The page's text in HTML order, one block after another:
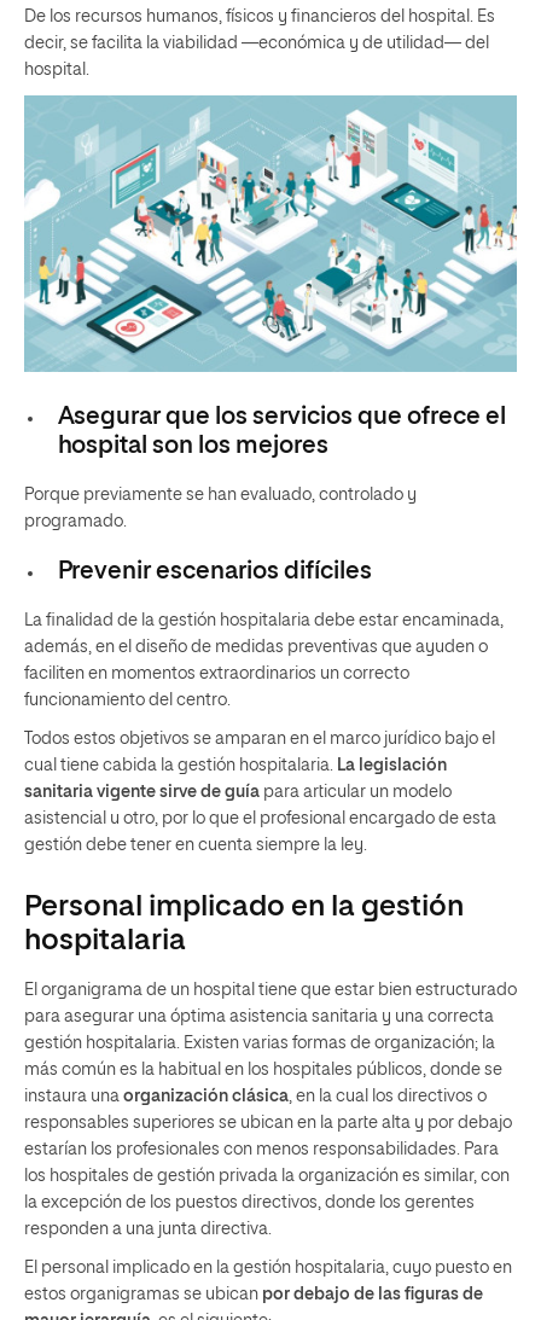
De los recursos humanos, físicos y financieros del hospital. Es
decir, se facilita la viabilidad —económica y de utilidad— del
hospital.
Asegurar que los servicios que ofrece el
hospital son los mejores
Porque previamente se han evaluado, controlado y
programado.
Prevenir escenarios difíciles
La finalidad de la gestión hospitalaria debe estar encaminada,
además, en el diseño de medidas preventivas que ayuden o
faciliten en momentos extraordinarios un correcto
funcionamiento del centro.
Todos estos objetivos se amparan en el marco jurídico bajo el
cual tiene cabida la gestión hospitalaria. La legislación
sanitaria vigente sirve de guía para articular un modelo
asistencial u otro, por lo que el profesional encargado de esta
gestión debe tener en cuenta siempre la ley.
Personal implicado en la gestión
hospitalaria
El organigrama de un hospital tiene que estar bien estructurado
para asegurar una óptima asistencia sanitaria y una correcta
gestión hospitalaria. Existen varias formas de organización; la
más común es la habitual en los hospitales públicos, donde se
instaura una organización clásica, en la cual los directivos o
responsables superiores se ubican en la parte alta y por debajo
estarían los profesionales con menos responsabilidades. Para
los hospitales de gestión privada la organización es similar, con
la excepción de los puestos directivos, donde los gerentes
responden a una junta directiva.
El personal implicado en la gestión hospitalaria, cuyo puesto en
estos organigramas se ubican por debajo de las figuras de